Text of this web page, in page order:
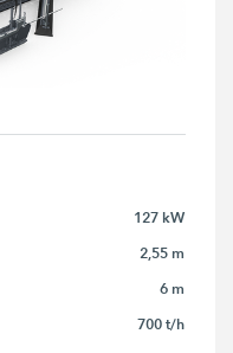
127 kW
2,55 m
6 m
700 t/h